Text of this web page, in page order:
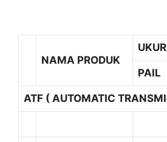
NAMA PRODUK
PAIL
ATF ( AUTOMATIC